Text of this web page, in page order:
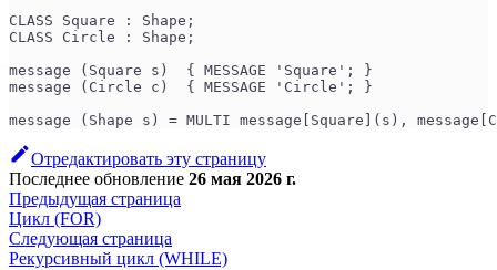
CLASS Square : Shape;
CLASS Circle : Shape;
message (Square s)  { MESSAGE 'Square'; }
message (Circle c)  { MESSAGE 'Circle'; }
message (Shape s) = MULTI message[Square](s),
Отредактировать эту страницу
Последнее обновление 26 мая 2026 г.
Предыдущая страница
Цикл (FOR)
Следующая страница
Рекурсивный цикл (WHILE)